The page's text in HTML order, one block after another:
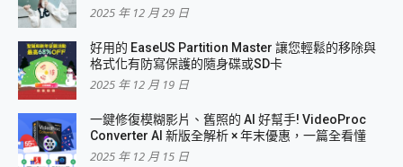
2025 年 12 月 29 日
好用的 EaseUS Partition Master 讓您輕鬆的移除與
格式化有防寫保護的隨身碟或SD卡
2025 年 12 月 19 日
一鍵修復模糊影片、舊照的 AI 好幫手! VideoProc
Converter AI 新版全解析 × 年末優惠，一篇全看懂
2025 年 12 月 15 日